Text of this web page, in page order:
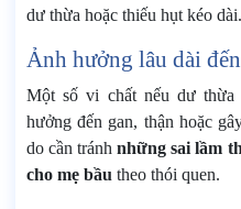
dư thừa hoặc thiếu hụt kéo dài.
Ảnh hưởng lâu dài
Một số vi chất nếu dư
hưởng đến gan, thận hoặc
do cần tránhnhững sai lầm
cho mẹ bầu theo thói quen.